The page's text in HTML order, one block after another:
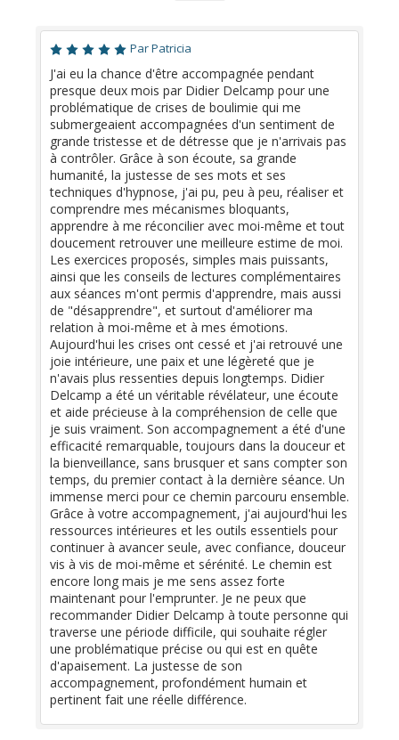
Par Patricia
J'ai eu la chance d'être accompagnée pendant
presque deux mois par Didier Delcamp pour une
problématique de crises de boulimie qui me
submergeaient accompagnées d'un sentiment de
grande tristesse et de détresse que je n'arrivais pas
à contrôler. Grâce à son écoute, sa grande
humanité, la justesse de ses mots et ses
techniques d'hypnose, j'ai pu, peu à peu, réaliser et
comprendre mes mécanismes bloquants,
apprendre à me réconcilier avec moi-même et tout
doucement retrouver une meilleure estime de moi.
Les exercices proposés, simples mais puissants,
ainsi que les conseils de lectures complémentaires
aux séances m'ont permis d'apprendre, mais aussi
de "désapprendre", et surtout d'améliorer ma
relation à moi-même et à mes émotions.
Aujourd'hui les crises ont cessé et j'ai retrouvé une
joie intérieure, une paix et une légèreté que je
n'avais plus ressenties depuis longtemps. Didier
Delcamp a été un véritable révélateur, une écoute
et aide précieuse à la compréhension de celle que
je suis vraiment. Son accompagnement a été d'une
efficacité remarquable, toujours dans la douceur et
la bienveillance, sans brusquer et sans compter son
temps, du premier contact à la dernière séance. Un
immense merci pour ce chemin parcouru ensemble.
Grâce à votre accompagnement, j'ai aujourd'hui les
ressources intérieures et les outils essentiels pour
continuer à avancer seule, avec confiance, douceur
vis à vis de moi-même et sérénité. Le chemin est
encore long mais je me sens assez forte
maintenant pour l'emprunter. Je ne peux que
recommander Didier Delcamp à toute personne qui
traverse une période difficile, qui souhaite régler
une problématique précise ou qui est en quête
d'apaisement. La justesse de son
accompagnement, profondément humain et
pertinent fait une réelle différence.